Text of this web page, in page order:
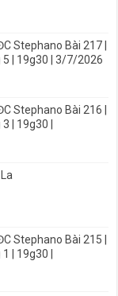
Stephano Bài 217 |
5 | 19g30 | 3/7/2026
Stephano Bài 216 |
| 19g30 |
Stephano Bài 215 |
| 19g30 |